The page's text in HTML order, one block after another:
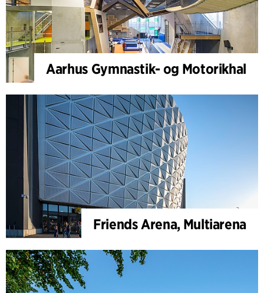
Aarhus Gymnastik- og Motorikhal
Friends Arena, Multiarena